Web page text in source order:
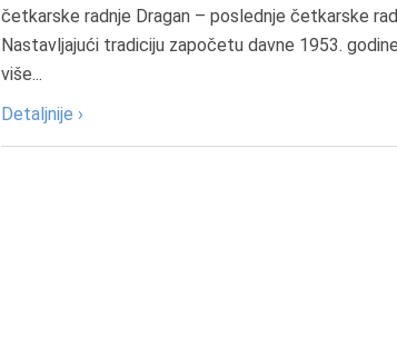
četkarske radnje Dragan – poslednje četkarske
Nastavljajući tradiciju započetu davne 1953.
više...
Detaljnije ›